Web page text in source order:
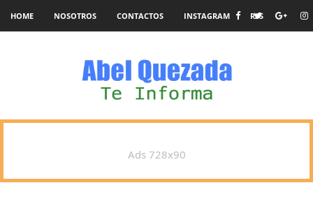
HOME NOSOTROS CONTACTOS INSTAGRAM RSS
Ads 728x90